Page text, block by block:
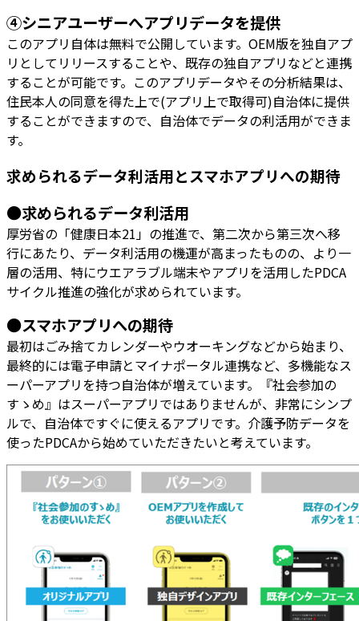
④シニアユーザーへアプリデータを提供
このアプリ自体は無料で公開しています。OEM版を独自アプ
リとしてリリースすることや、既存の独自アプリなどと連携
することが可能です。このアプリデータやその分析結果は、
住民本人の同意を得た上で(アプリ上で取得可)自治体に提供
することができますので、自治体でデータの利活用ができま
す。
求められるデータ利活用とスマホアプリへの期待
●求められるデータ利活用
厚労省の「健康日本21」の推進で、第二次から第三次へ移
行にあたり、データ利活用の機運が高まったものの、より一
層の活用、特にウエアラブル端末やアプリを活用したPDCA
サイクル推進の強化が求められています。
●スマホアプリへの期待
最初はごみ捨てカレンダーやウオーキングなどから始まり、
最終的には電子申請とマイナポータル連携など、多機能なス
ーパーアプリを持つ自治体が増えています。『社会参加の
すゝめ』はスーパーアプリではありませんが、非常にシンプ
ルで、自治体ですぐに使えるアプリです。介護予防データを
使ったPDCAから始めていただきたいと考えています。